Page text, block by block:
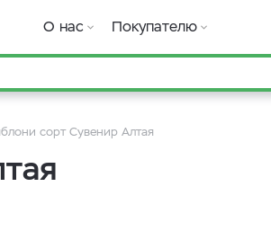
О нас Покупателю
сорт Сувенир Алтая